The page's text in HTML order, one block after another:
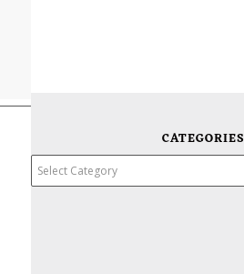
CATEGORIES
Categories